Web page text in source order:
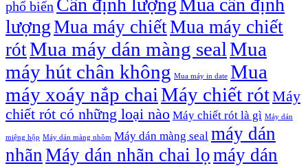
phổ biến Cân định lượngMua cân định
lượngMua máy chiếtMua máy chiết
rótMua máy dán màng sealMua
máy hút chân không Mua máy in date Mua
máy xoáy nắp chaiMáy chiết rótMáy
chiết rót có những loại nào Máy chiết rót là gì Máy dán
miệng hộp Máy dán màng nhôm Máy dán màng seal máy dán
nhãn Máy dán nhãn chai lọmáy dán